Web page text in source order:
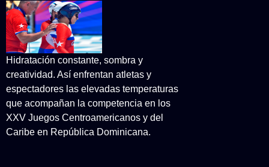
Hidratación constante, sombra y
creatividad. Así enfrentan atletas y
espectadores las elevadas temperaturas
que acompañan la competencia en los
XXV Juegos Centroamericanos y del
Caribe en República Dominicana.